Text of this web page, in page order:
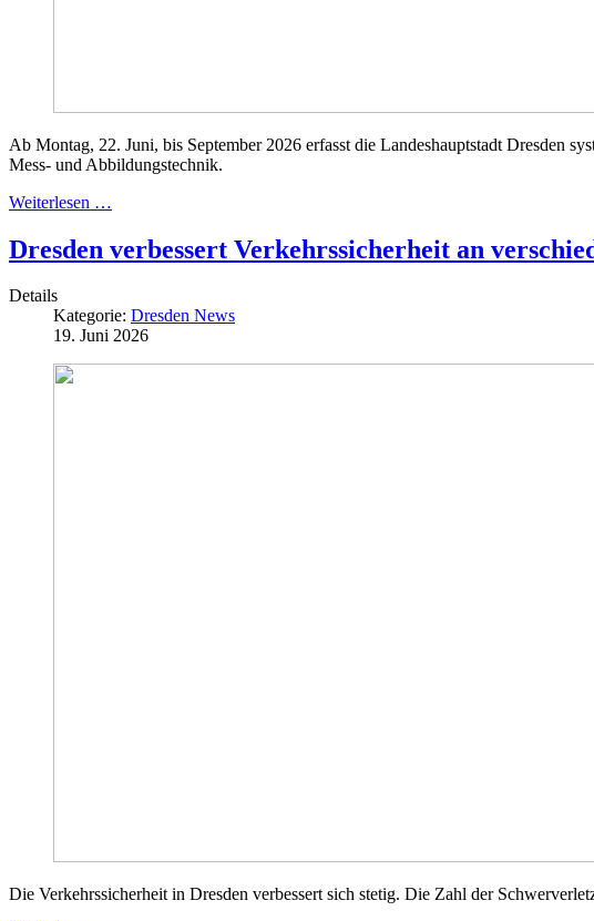
Ab Montag, 22. Juni, bis September 2026 erfasst die Landeshauptstadt Dresden
Mess- und Abbildungstechnik.
Weiterlesen …
Dresden verbessert Verkehrssicherheit an
Details
Kategorie: Dresden News
19. Juni 2026
Die Verkehrssicherheit in Dresden verbessert sich stetig. Die Zahl der